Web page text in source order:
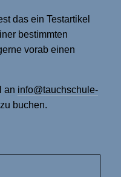
das ein Testartikel
bestimmten
vorab einen
an info@tauchschule-
buchen.